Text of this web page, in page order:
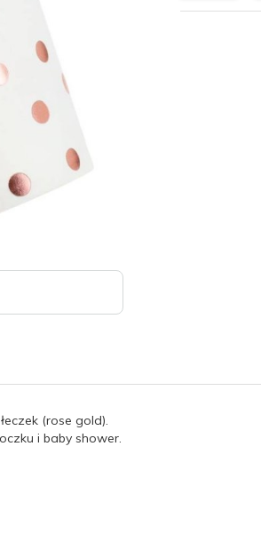
(rose gold).
i baby shower.